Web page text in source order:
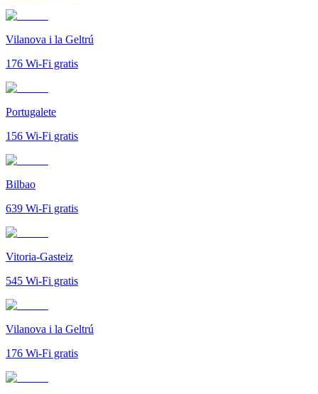
Vilanova i la Geltrú
176 Wi-Fi gratis
Portugalete
156 Wi-Fi gratis
Bilbao
639 Wi-Fi gratis
Vitoria-Gasteiz
545 Wi-Fi gratis
Vilanova i la Geltrú
176 Wi-Fi gratis